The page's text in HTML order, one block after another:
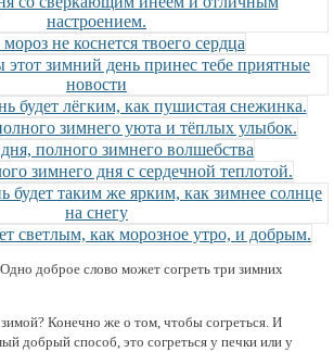
доброе слово может согреть три зимних
Конечно же о том, чтобы согреться. И
добрый способ, это согреться у печки или у